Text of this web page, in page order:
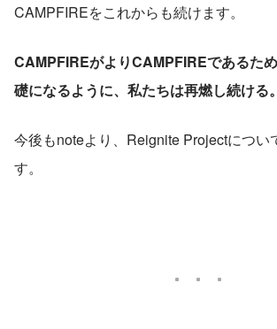
CAMPFIREをこれからも続けます。
CAMPFIREがよりCAMPFIREであるた
礎になるように、私たちは再燃し続ける。
今後もnoteより、Reignite Projectについ
す。